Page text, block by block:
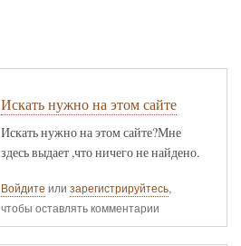
Искать нужно на этом сайте
Искать нужно на этом сайте?Мне
здесь выдает ,что ничего не найдено.
Войдите или зарегистрируйтесь,
чтобы оставлять комментарии